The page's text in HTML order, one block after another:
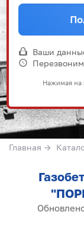
Ваши
Нажимая на
Главная →